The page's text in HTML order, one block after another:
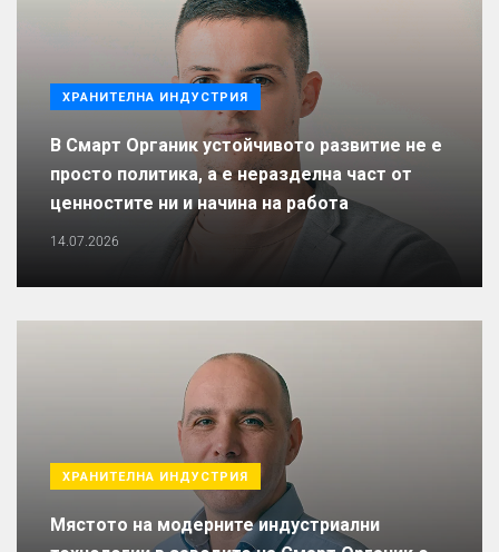
ХРАНИТЕЛНА ИНДУСТРИЯ
В Смарт Органик устойчивото развитие не е
просто политика, а е неразделна част от
ценностите ни и начина на работа
14.07.2026
ХРАНИТЕЛНА ИНДУСТРИЯ
Мястото на модерните индустриални